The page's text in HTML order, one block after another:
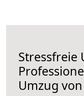
Stressfreie
Umzug